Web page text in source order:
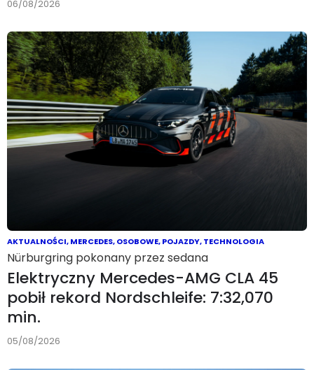
06/08/2026
AKTUALNOŚCI,MERCEDES,OSOBOWE,POJAZDY,TECHNOLOGIA
Nürburgring pokonany przez sedana
Elektryczny Mercedes-AMG CLA 45
pobił rekord Nordschleife: 7:32,070
min.
05/08/2026